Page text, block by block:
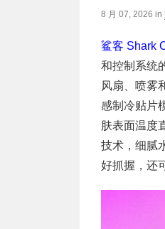
8 月 07, 2026 in
鲨客 Shark
和控制系统
风扇、喷雾
感制冷贴片
肤表面温度
技术，细腻
好抓握，还